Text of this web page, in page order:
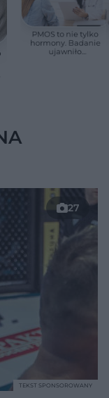
PMOS to nie tylko
hormony. Badanie
ujawniło
27
TEKST SPONSOROWANY